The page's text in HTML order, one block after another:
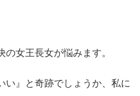
女王長女が悩みます。
い』と奇跡でしょうか、私に